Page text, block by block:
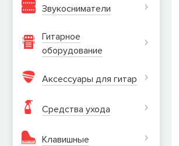
Звукосниматели
Гитарное
оборудование
Аксессуары для гитар
Средства ухода
Клавишные